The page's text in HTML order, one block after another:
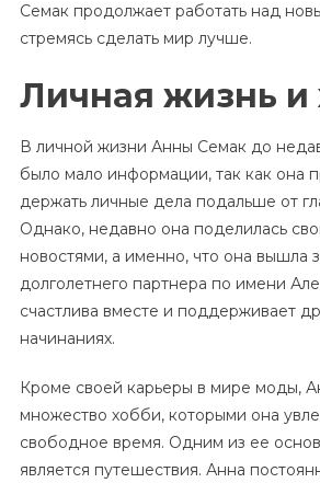
Семак продолжает работать над
стремясь сделать мир лучше.
Личная жизнь и
В личной жизни Анны Семак до
было мало информации, так как она
держать личные дела подальше от
Однако, недавно она поделилась
новостями, а именно, что она вышла
долголетнего партнера по имени
счастлива вместе и поддерживает
начинаниях.
Кроме своей карьеры в мире моды,
множество хобби, которыми она
свободное время. Одним из ее
является путешествия. Анна